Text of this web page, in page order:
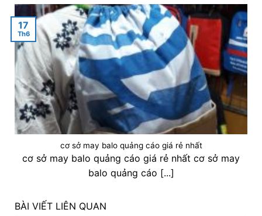
cơ sở may balo quảng cáo giá rẻ nhất
cơ sở may balo quảng cáo giá rẻ nhất cơ sở may
balo quảng cáo [...]
17
Th6
BÀI VIẾT LIÊN QUAN